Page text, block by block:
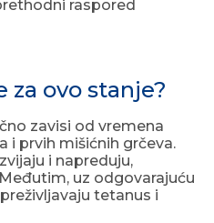
raspored
za ovo stanje?
zavisi od vremena
i prvih mišićnih grčeva.
i napreduju,
uz odgovarajuću
tetanus i